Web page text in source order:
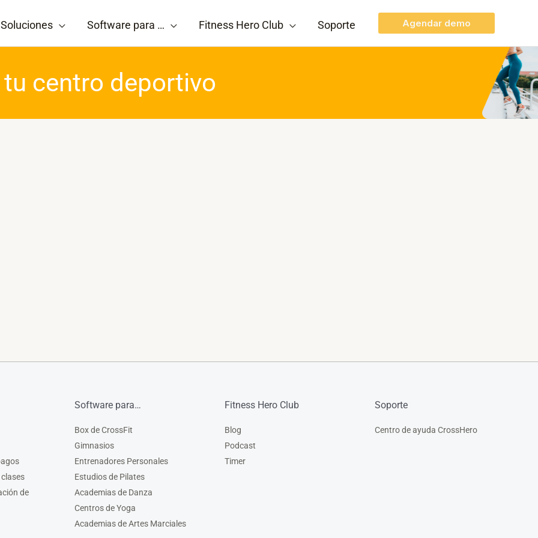
Soluciones Software para … Fitness Hero Club Soporte Agendar demo
centro deportivo
de
Software para…
Box de CrossFit
Gimnasios
Entrenadores Personales
Estudios de Pilates
Academias de Danza
Centros de Yoga
Academias de Artes Marciales
Fitness Hero Club
Blog
Podcast
Timer
Soporte
Centro de ayuda CrossHero